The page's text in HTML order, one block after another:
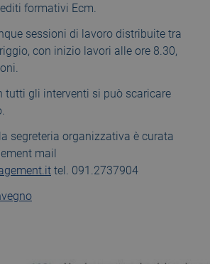
formativi Ecm.
sessioni di lavoro distribuite tra
con inizio lavori alle ore 8.30,
tutti gli interventi si può scaricare
segreteria organizzativa è curata
mail
tel. 091.2737904